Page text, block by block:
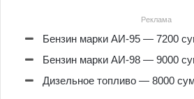
Реклама
Бензин марки АИ-95 — 7200
Бензин марки АИ-98 — 9000
Дизельное топливо — 8000